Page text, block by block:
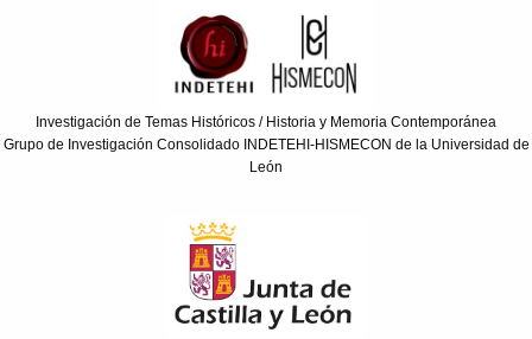
Investigación de Temas Históricos / Historia y Memoria Contemporánea
Grupo de Investigación Consolidado INDETEHI-HISMECON de la Universidad de
León